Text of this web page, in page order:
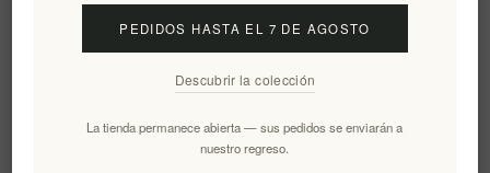
Suscribirse Desuscribirse
PEDIDOS HASTA EL 7 DE AGOSTO
Descubrir la colección
La tienda permanece abierta — sus pedidos se enviarán a
nuestro regreso.